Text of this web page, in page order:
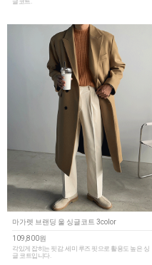
마가렛 브랜딩 울 싱글코트 3color
109,800원
각있게 잡히는 핏감. 세미 루즈 핏으로 활용도 높은 싱
글 코트입니다.